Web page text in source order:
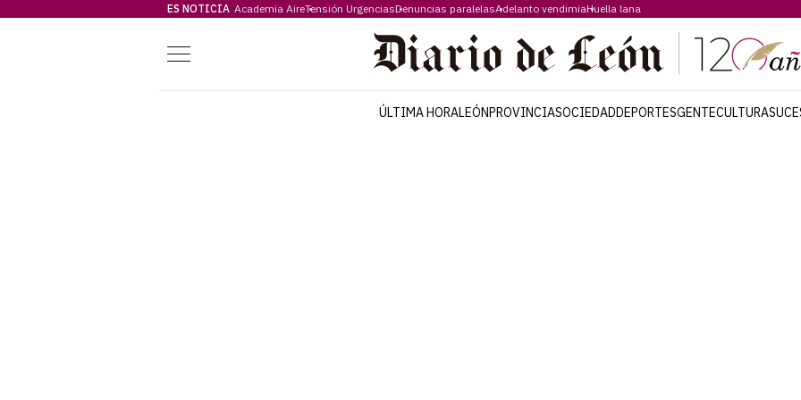
ES NOTICIA Academia AireTensión UrgenciasDenuncias paralelasAdelanto vendimiaHuella lana
Menú
ÚLTIMA HORALEÓNPROVINCIASOCIEDADDEPORTESGENTECULTURA